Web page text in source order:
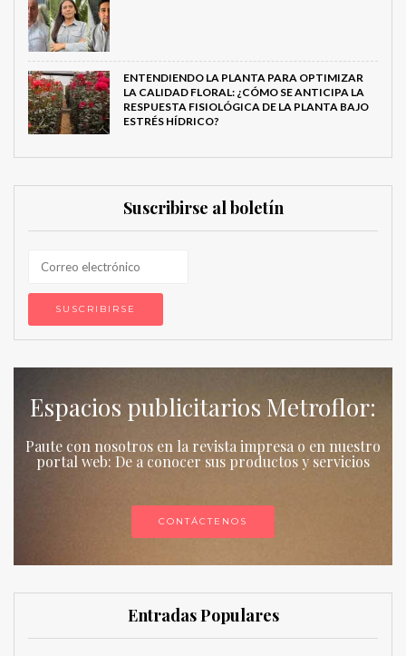
ENTENDIENDO LA PLANTA PARA OPTIMIZAR
LA CALIDAD FLORAL: ¿CÓMO SE ANTICIPA LA
RESPUESTA FISIOLÓGICA DE LA PLANTA BAJO
ESTRÉS HÍDRICO?
Suscribirse al boletín
Espacios publicitarios Metroflor:
Paute con nosotros en la revista impresa o en nuestro
portal web: De a conocer sus productos y servicios
CONTÁCTENOS
Entradas Populares